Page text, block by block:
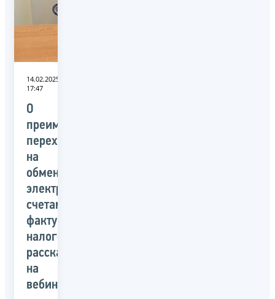
14.02.2025
17:47
О
преимуществах
перехода
на
обмен
электронными
счетами-
фактурами
налогоплательщикам
рассказали
на
вебинаре